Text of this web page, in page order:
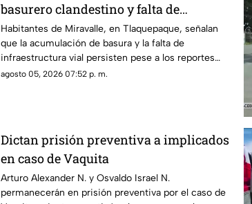
basurero clandestino y falta de
seguridad vial en la colonia
Habitantes de Miravalle, en Tlaquepaque, señalan
que la acumulación de basura y la falta de
infraestructura vial persisten pese a los reportes
realizados
agosto 05, 2026 07:52 p. m.
Dictan prisión preventiva a implicados
en caso de Vaquita
Arturo Alexander N. y Osvaldo Israel N.
permanecerán en prisión preventiva por el caso de